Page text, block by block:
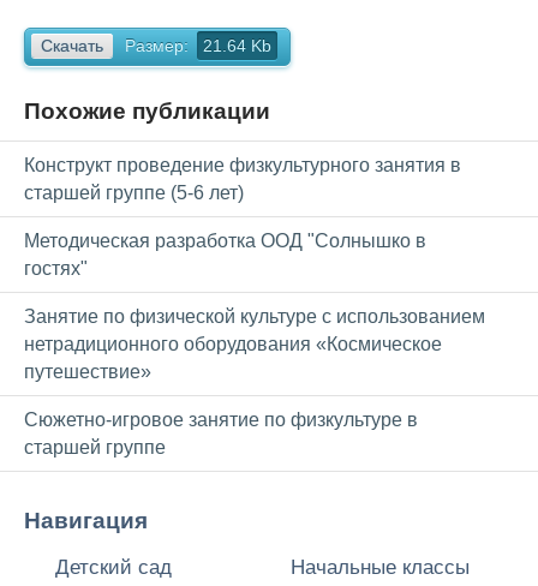
Скачать Размер: 21.64 Kb
Похожие публикации
Конструкт проведение физкультурного занятия в
старшей группе (5-6 лет)
Методическая разработка ООД "Солнышко в
гостях"
Занятие по физической культуре с использованием
нетрадиционного оборудования «Космическое
путешествие»
Сюжетно-игровое занятие по физкультуре в
старшей группе
Навигация
Детский сад Начальные классы